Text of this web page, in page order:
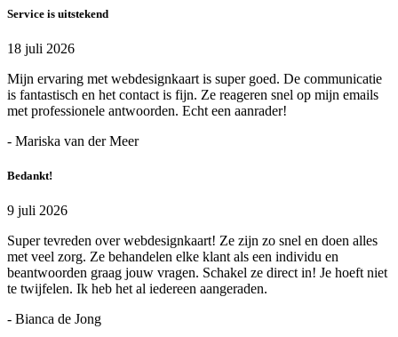
Service is uitstekend
18 juli 2026
Mijn ervaring met webdesignkaart is super goed. De communicatie
is fantastisch en het contact is fijn. Ze reageren snel op mijn emails
met professionele antwoorden. Echt een aanrader!
- Mariska van der Meer
Bedankt!
9 juli 2026
Super tevreden over webdesignkaart! Ze zijn zo snel en doen alles
met veel zorg. Ze behandelen elke klant als een individu en
beantwoorden graag jouw vragen. Schakel ze direct in! Je hoeft niet
te twijfelen. Ik heb het al iedereen aangeraden.
- Bianca de Jong